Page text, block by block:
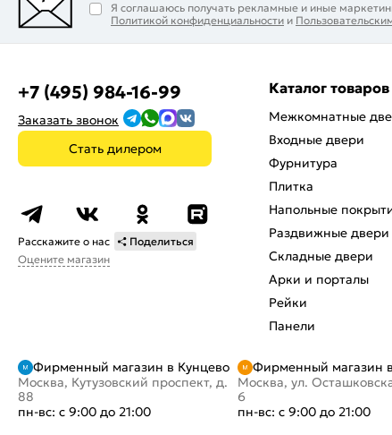
Я соглашаюсь получать рекламные и иные
Политикой конфиденциальности и
+7 (495) 984-16-99
Заказать звонок
Стать дилером
Расскажите о нас
Поделиться
Оцените магазин
Каталог товаров
Межкомнатные
Входные двери
Фурнитура
Плитка
Напольные
Раздвижные двери
Складные двери
Арки и порталы
Рейки
Панели
Фирменный магазин в Кунцево
Москва, Кутузовский проспект, д.
88
пн-вс: с 9:00 до 21:00
Фирменный магазин
Москва, ул.
6
пн-вс: с 9:00 до 21:00